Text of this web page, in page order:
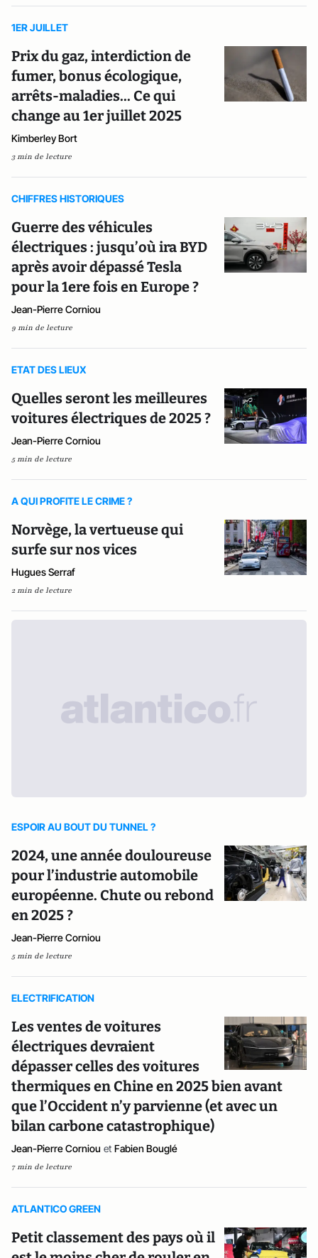
1ER JUILLET
Prix du gaz, interdiction de
fumer, bonus écologique,
arrêts-maladies... Ce qui
change au 1er juillet 2025
Kimberley Bort
3 min de lecture
CHIFFRES HISTORIQUES
Guerre des véhicules
électriques : jusqu’où ira BYD
après avoir dépassé Tesla
pour la 1ere fois en Europe ?
Jean-Pierre Corniou
9 min de lecture
ETAT DES LIEUX
Quelles seront les meilleures
voitures électriques de 2025 ?
Jean-Pierre Corniou
5 min de lecture
A QUI PROFITE LE CRIME ?
Norvège, la vertueuse qui
surfe sur nos vices
Hugues Serraf
2 min de lecture
ESPOIR AU BOUT DU TUNNEL ?
2024, une année douloureuse
pour l’industrie automobile
européenne. Chute ou rebond
en 2025 ?
Jean-Pierre Corniou
5 min de lecture
ELECTRIFICATION
Les ventes de voitures
électriques devraient
dépasser celles des voitures
thermiques en Chine en 2025 bien avant
que l’Occident n’y parvienne (et avec un
bilan carbone catastrophique)
Jean-Pierre Corniou et Fabien Bouglé
7 min de lecture
ATLANTICO GREEN
Petit classement des pays où il